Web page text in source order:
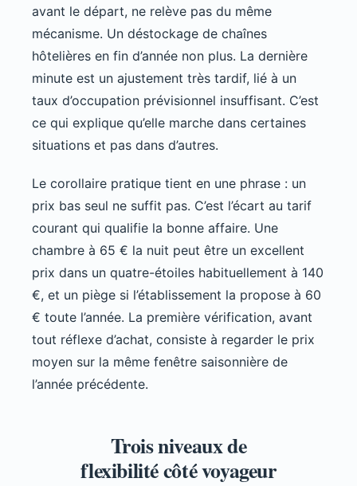
avant le départ, ne relève pas du même
mécanisme. Un déstockage de chaînes
hôtelières en fin d’année non plus. La dernière
minute est un ajustement très tardif, lié à un
taux d’occupation prévisionnel insuffisant. C’est
ce qui explique qu’elle marche dans certaines
situations et pas dans d’autres.
Le corollaire pratique tient en une phrase : un
prix bas seul ne suffit pas. C’est l’écart au tarif
courant qui qualifie la bonne affaire. Une
chambre à 65 € la nuit peut être un excellent
prix dans un quatre-étoiles habituellement à 140
€, et un piège si l’établissement la propose à 60
€ toute l’année. La première vérification, avant
tout réflexe d’achat, consiste à regarder le prix
moyen sur la même fenêtre saisonnière de
l’année précédente.
Trois niveaux de
flexibilité côté voyageur